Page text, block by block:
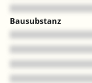
Bausubstanz